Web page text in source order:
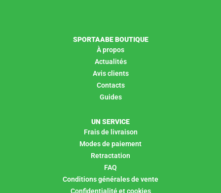
SPORTAABE BOUTIQUE
À propos
Actualités
Avis clients
Contacts
Guides
UN SERVICE
Frais de livraison
Modes de paiement
Retractation
FAQ
Conditions générales de vente
Confidentialité et cookies